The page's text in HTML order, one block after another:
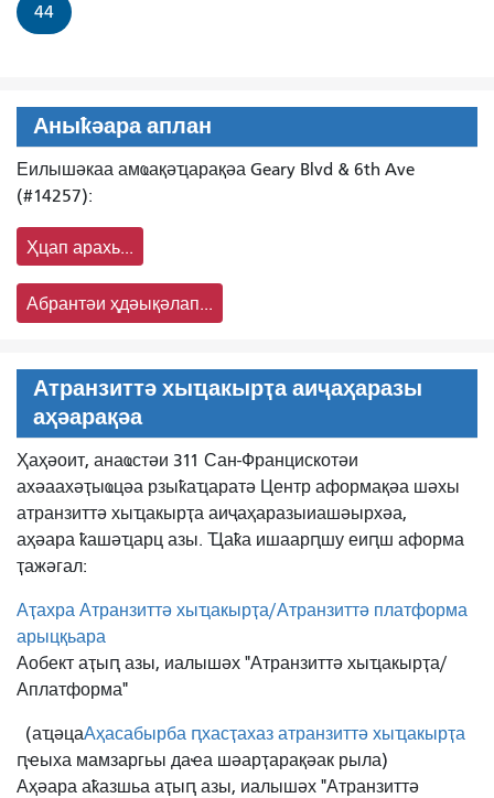
44
Аныҟәара аплан
Еилышәкаа амҩақәҵарақәа Geary Blvd & 6th Ave
(#14257):
Ҳцап арахь...
Абрантәи ҳдәықәлап...
Атранзиттә хыҵакырҭа аиҷаҳаразы
аҳәарақәа
Ҳаҳәоит, анаҩстәи 311 Сан-Францискотәи
ахәаахәҭыҩцәа рзыҟаҵаратә Центр аформақәа шәхы
иашәырхәа,
атранзиттә хыҵакырҭа аиҷаҳаразы
аҳәара ҟашәҵарц азы. Ҵаҟа ишаарԥшу еиԥш аформа
ҭажәгал:
Аҭахра Атранзиттә хыҵакырҭа/Атранзиттә платформа
арыцқьара
Аобект аҭыԥ азы, иалышәх "Атранзиттә хыҵакырҭа/
Аплатформа"
Аҳасабырба ԥхасҭахаз атранзиттә хыҵакырҭа
(аҵәца
ԥҽыха мамзаргьы даҽа шәарҭарақәак рыла)
Аҳәара аҟазшьа аҭыԥ азы, иалышәх "Атранзиттә